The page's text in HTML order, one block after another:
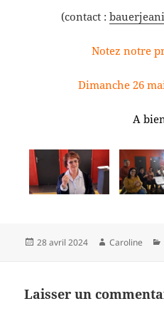
(contact :
Notez notre
Dimanche 26
A
Publié
28 avril 2024 Auteur
Caroline
Laisser un